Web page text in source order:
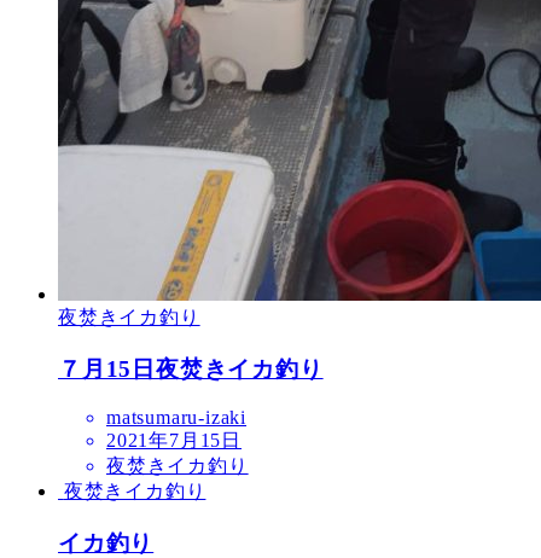
夜焚きイカ釣り
７月15日夜焚きイカ釣り
matsumaru-izaki
2021年7月15日
夜焚きイカ釣り
夜焚きイカ釣り
イカ釣り